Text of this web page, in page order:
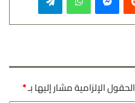
الحقول الإلزامية مشار إليها بـ*